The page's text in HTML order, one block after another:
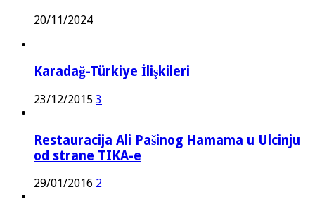
20/11/2024
Karadağ-Türkiye İlişkileri
23/12/2015 3
Restauracija Ali Pašinog Hamama u Ulcinju
od strane TIKA-e
29/01/2016 2